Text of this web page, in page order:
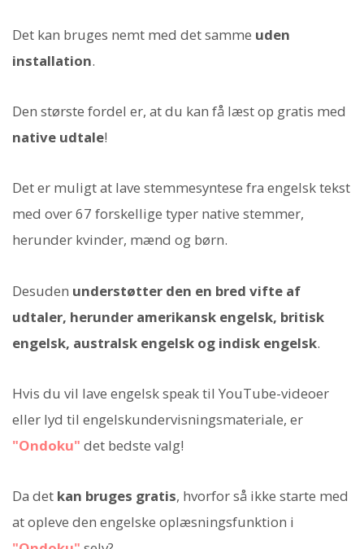
Det kan bruges nemt med det samme uden
installation.
Den største fordel er, at du kan få læst op gratis med
native udtale!
Det er muligt at lave stemmesyntese fra engelsk tekst
med over 67 forskellige typer native stemmer,
herunder kvinder, mænd og børn.
Desuden understøtter den en bred vifte af
udtaler, herunder amerikansk engelsk, britisk
engelsk, australsk engelsk og indisk engelsk.
Hvis du vil lave engelsk speak til YouTube-videoer
eller lyd til engelskundervisningsmateriale, er
"Ondoku" det bedste valg!
Da det kan bruges gratis, hvorfor så ikke starte med
at opleve den engelske oplæsningsfunktion i